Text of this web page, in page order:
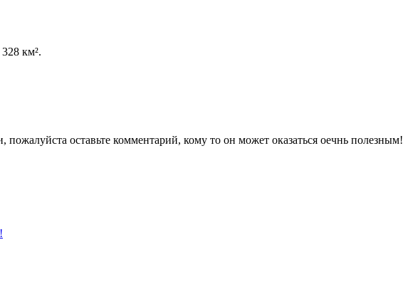
км².
оставьте комментарий, кому то он может оказаться оечнь полезным!